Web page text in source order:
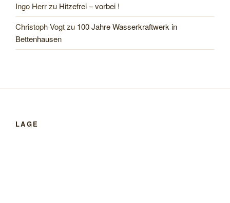
Ingo Herrzu Hitzefrei – vorbei !
Christoph Vogtzu 100 Jahre Wasserkraftwerk in
Bettenhausen
LAGE